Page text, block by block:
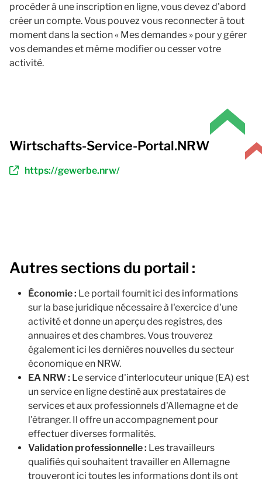
procéder à une inscription en ligne, vous devez d'abord
créer un compte. Vous pouvez vous reconnecter à tout
moment dans la section « Mes demandes » pour y gérer
vos demandes et même modifier ou cesser votre
activité.
Wirtschafts-Service-Portal.NRW
https://gewerbe.nrw/
Autres sections du portail :
Économie : Le portail fournit ici des informations
sur la base juridique nécessaire à l'exercice d'une
activité et donne un aperçu des registres, des
annuaires et des chambres. Vous trouverez
également ici les dernières nouvelles du secteur
économique en NRW.
EA NRW : Le service d'interlocuteur unique (EA) est
un service en ligne destiné aux prestataires de
services et aux professionnels d'Allemagne et de
l'étranger. Il offre un accompagnement pour
effectuer diverses formalités.
Validation professionnelle : Les travailleurs
qualifiés qui souhaitent travailler en Allemagne
trouveront ici toutes les informations dont ils ont